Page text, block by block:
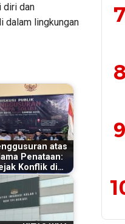
diri dan
dalam lingkungan
atas
Penataan:
Konflik di…
7
8
9